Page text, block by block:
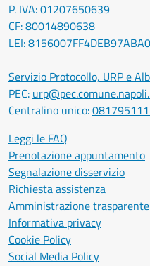
P. IVA: 01207650639
CF: 80014890638
LEI:
Servizio Protocollo, URP e
PEC:
Centralino unico:
Leggi le FAQ
Prenotazione appuntamento
Segnalazione disservizio
Richiesta assistenza
Amministrazione trasparente
Informativa privacy
Cookie Policy
Social Media Policy